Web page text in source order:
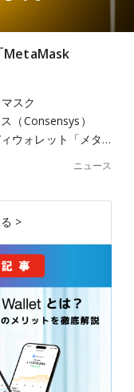
MetaMask
スク
（Consensys）
ウォレット「メタ…
ニュース
>